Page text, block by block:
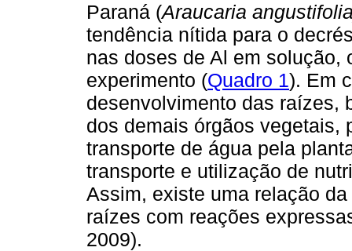
Paraná (Araucaria
tendência nítida para o
nas doses de Al em solução,
experimento (Quadro 1). Em
desenvolvimento das raízes,
dos demais órgãos vegetais,
transporte de água pela
transporte e utilização de
Assim, existe uma relação
raízes com reações
2009).